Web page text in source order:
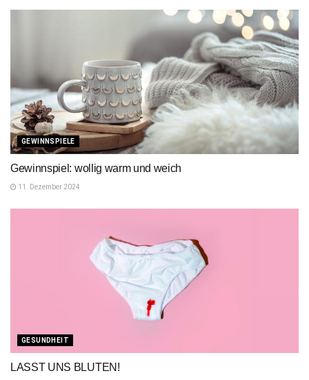
GEWINNSPIELE
Gewinnspiel: wollig warm und weich
11. Dezember 2024
GESUNDHEIT
LASST UNS BLUTEN!